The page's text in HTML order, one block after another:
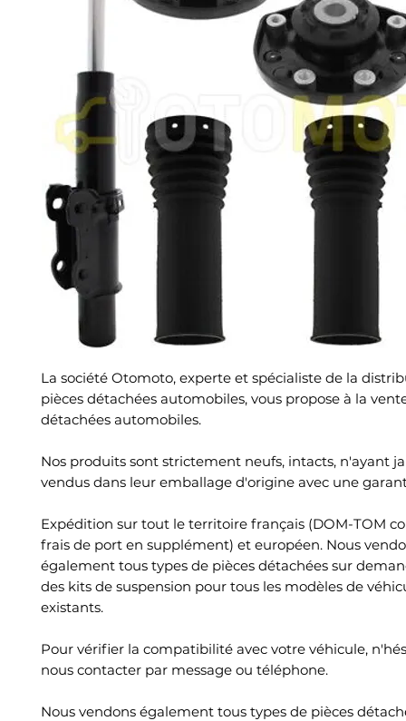
La société Otomoto, experte et spécialiste de la
pièces détachées automobiles, vous propose à la
détachées automobiles.
Nos produits sont strictement neufs, intacts, n'ayant
vendus dans leur emballage d'origine avec une
Expédition sur tout le territoire français (DOM-TOM
frais de port en supplément) et européen. Nous
également tous types de pièces détachées sur
des kits de suspension pour tous les modèles de
existants.
Pour vérifier la compatibilité avec votre véhicule,
nous contacter par message ou téléphone.
Nous vendons également tous types de pièces